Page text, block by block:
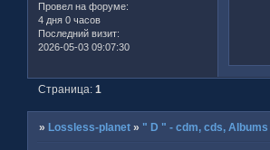
Провел на форуме:
4 дня 0 часов
Последний визит:
2026-05-03 09:07:30
Страница:1
» Lossless-planet » " D " - cdm, cds, Albums